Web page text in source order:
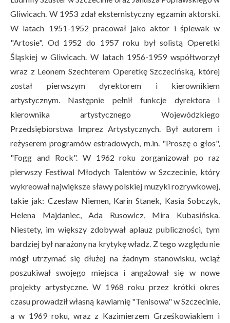
Gliwicach. W 1953 zdał eksternistyczny egzamin aktorski.
W latach 1951-1952 pracował jako aktor i śpiewak w
"Artosie". Od 1952 do 1957 roku był solistą Operetki
Śląskiej w Gliwicach. W latach 1956-1959 współtworzył
wraz z Leonem Szechterem Operetkę Szczecińską, której
został pierwszym dyrektorem i kierownikiem
artystycznym. Następnie pełnił funkcje dyrektora i
kierownika artystycznego Wojewódzkiego
Przedsiębiorstwa Imprez Artystycznych. Był autorem i
reżyserem programów estradowych, m.in. "Proszę o głos",
"Fogg and Rock". W 1962 roku zorganizował po raz
pierwszy Festiwal Młodych Talentów w Szczecinie, który
wykreował największe sławy polskiej muzyki rozrywkowej,
takie jak: Czesław Niemen, Karin Stanek, Kasia Sobczyk,
Helena Majdaniec, Ada Rusowicz, Mira Kubasińska.
Niestety, im większy zdobywał aplauz publiczności, tym
bardziej był narażony na krytykę władz. Z tego względu nie
mógł utrzymać się dłużej na żadnym stanowisku, wciąż
poszukiwał swojego miejsca i angażował się w nowe
projekty artystyczne. W 1968 roku przez krótki okres
czasu prowadził własną kawiarnię "Tenisowa" w Szczecinie,
a w 1969 roku, wraz z Kazimierzem Grześkowiakiem i